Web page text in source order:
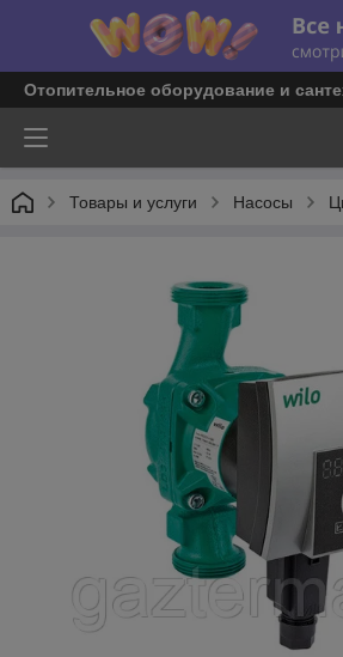
Отопительное оборудование и
Товары и услуги Насосы